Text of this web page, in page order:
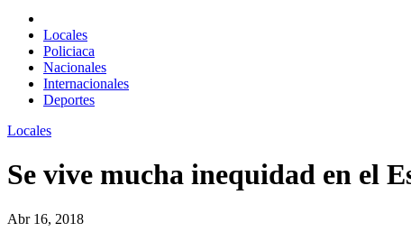
Locales
Policiaca
Nacionales
Internacionales
Deportes
Locales
Se vive mucha inequidad en el
Abr 16, 2018